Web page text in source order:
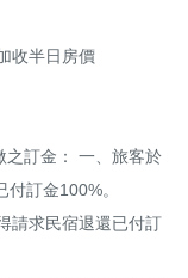
之訂金： 一、旅客於
付訂金100%。
請求民宿退還已付訂